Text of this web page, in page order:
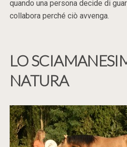
quando una persona decide di
collabora perché ciò avvenga.
LO
NATURA